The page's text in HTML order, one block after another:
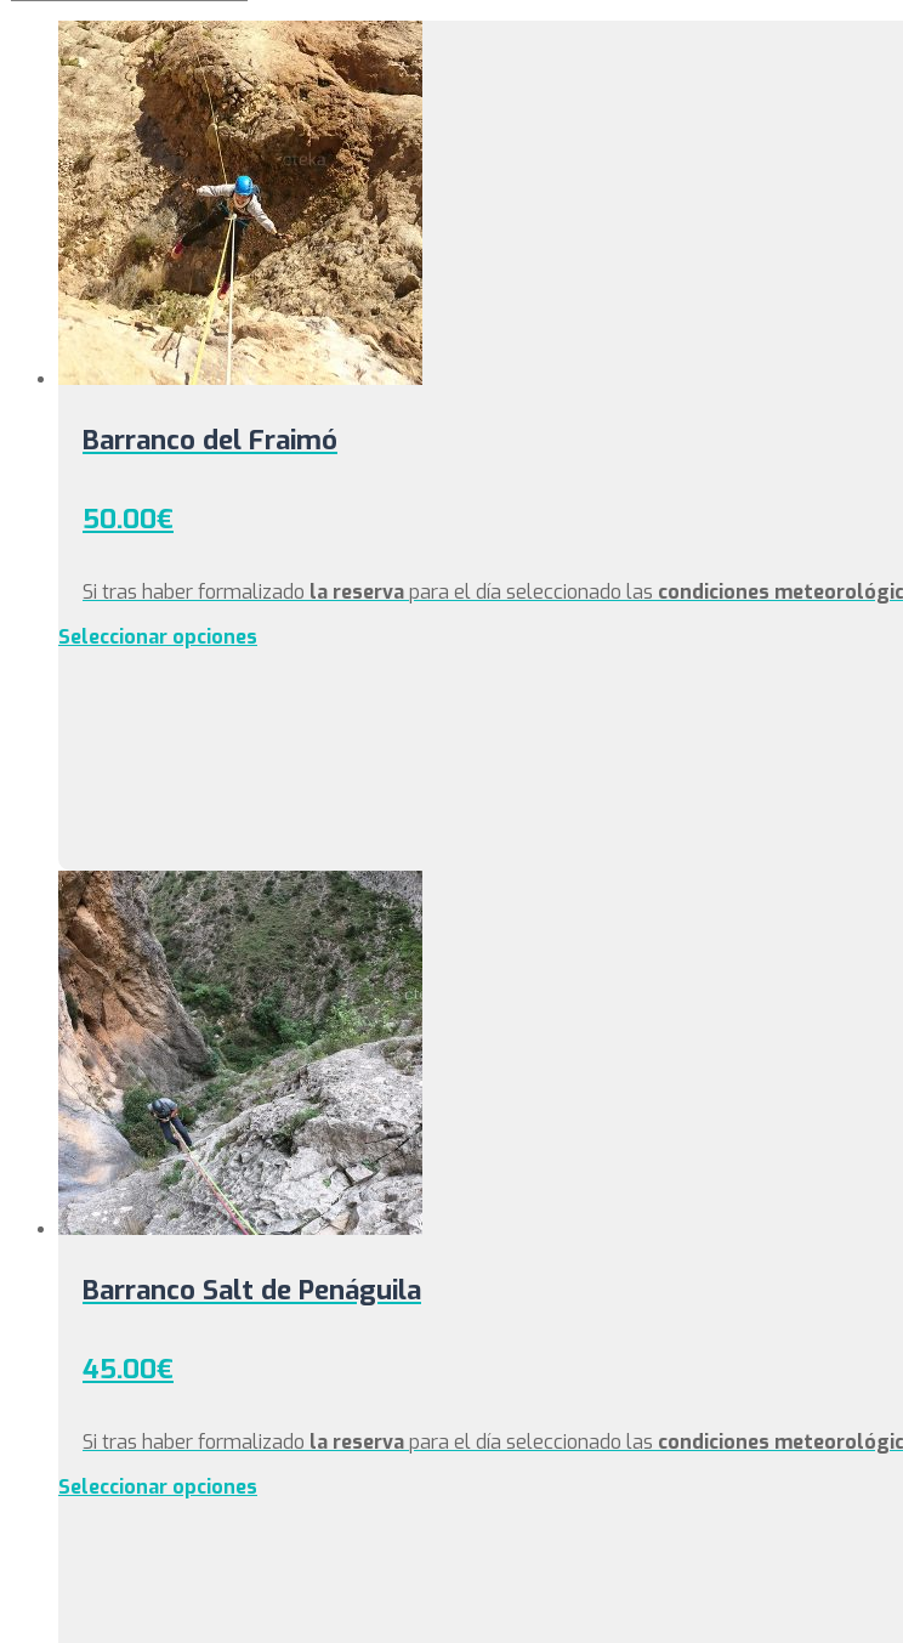
Barranco del Fraimó
50.00€
Si tras haber formalizado la reservapara el día seleccionado las condiciones
Seleccionar opciones
Barranco Salt de Penáguila
45.00€
Si tras haber formalizado la reservapara el día seleccionado las condiciones
Seleccionar opciones